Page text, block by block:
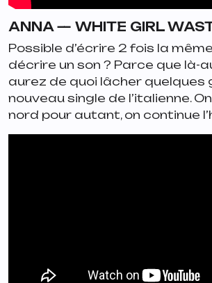
ANNA — WHITE GIRL
Possible d’écrire 2 fois la
décrire un son ? Parce que là-
aurez de quoi lâcher quelques
nouveau single de l’italienne.
nord pour autant, on continue